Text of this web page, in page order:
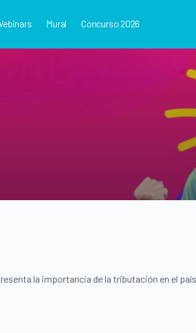
Mural Concurso 2026
la importancia de la tributación en el